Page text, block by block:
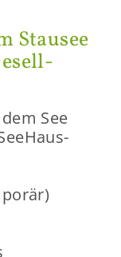
Stau­see
See